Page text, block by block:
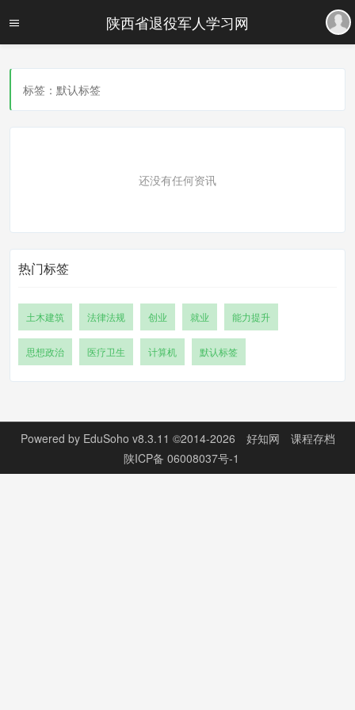
陕西省退役军人学习网
标签：默认标签
还没有任何资讯
热门标签
土木建筑 法律法规 创业 就业 能力提升
思想政治 医疗卫生 计算机 默认标签
Powered by EduSoho v8.3.11 ©2014-2026 好知网
课程存档
陕ICP备 06008037号-1